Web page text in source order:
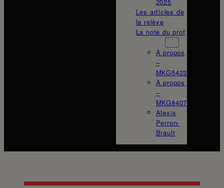
Les articles de
la relève
La note du prof
À propos
–
MKG5423
À propos
–
MKG8407
Alexis
Perron-
Brault